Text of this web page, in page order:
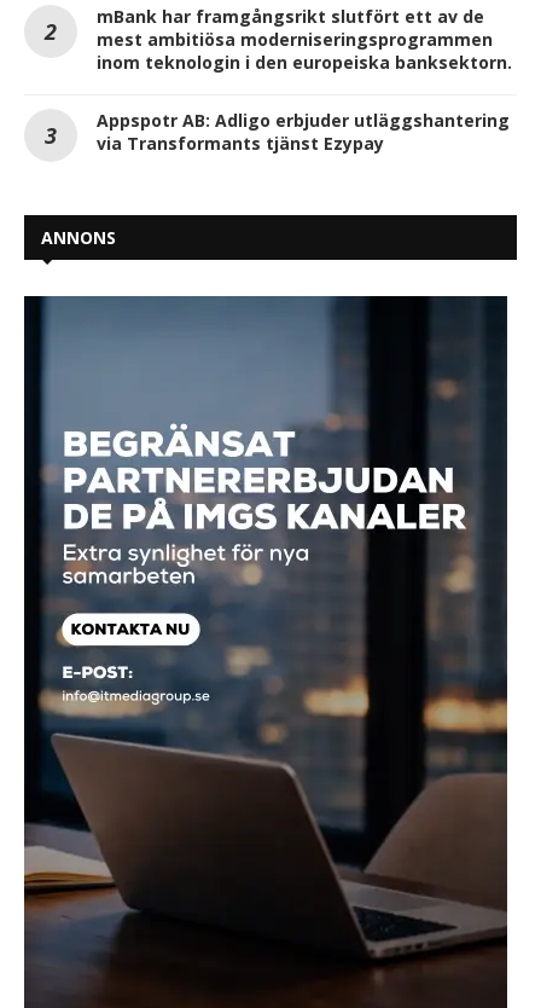
mBank har framgångsrikt slutfört ett av de
mest ambitiösa moderniseringsprogrammen
inom teknologin i den europeiska banksektorn.
Appspotr AB: Adligo erbjuder utläggshantering
via Transformants tjänst Ezypay
ANNONS